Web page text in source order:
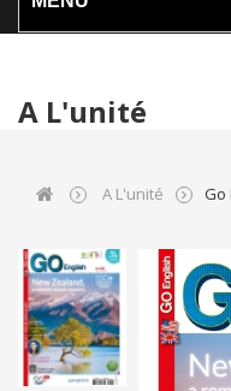
A L'unité
A L'unité Go